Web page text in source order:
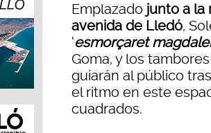
Emplazado junto a la
avenida de Lledó,
‘esmorçaret
Goma, y los
guiarán al público
el ritmo en este
cuadrados.